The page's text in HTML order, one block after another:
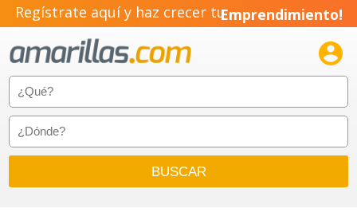
Regístrate aquí y haz crecer tuEmprendimiento!
